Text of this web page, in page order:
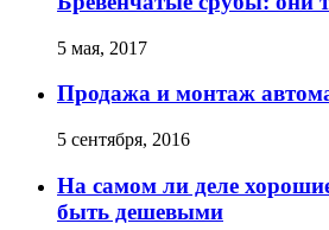
5 мая, 2017
Продажа и монтаж
5 сентября, 2016
На самом ли деле
быть дешевыми